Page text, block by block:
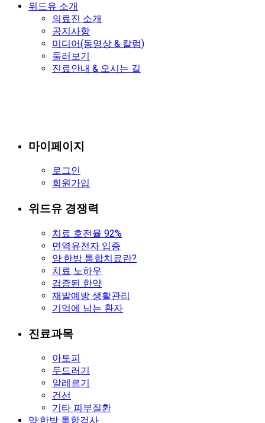
위드유 소개
의료진 소개
공지사항
미디어(동영상 & 칼럼)
둘러보기
진료안내 & 오시는 길
마이페이지
로그인
회원가입
위드유 경쟁력
치료 호전율 92%
면역유전자 입증
양·한방 통합치료란?
치료 노하우
검증된 한약
재발예방 생활관리
기억에 남는 환자
진료과목
아토피
두드러기
알레르기
건선
기타 피부질환
양·한방 통합검사